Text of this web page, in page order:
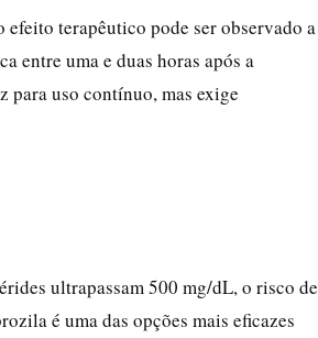
efeito terapêutico pode ser observado a
entre uma e duas horas após a
para uso contínuo, mas exige
ultrapassam 500 mg/dL, o risco de
é uma das opções mais eficazes